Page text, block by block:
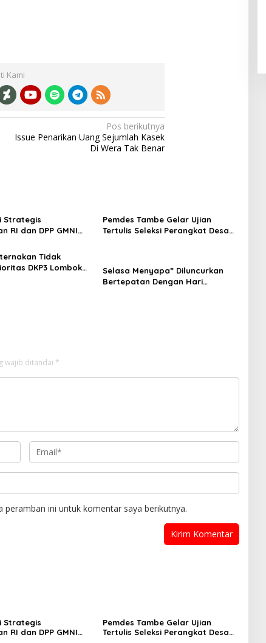
Kami
Pos berikutnya
Issue Penarikan Uang Sejumlah Kasek
Di Wera Tak Benar
Strategis
RI dan DPP GMNI
Pelayanan Publik
Pemdes Tambe Gelar Ujian
Tertulis Seleksi Perangkat Desa
Tidak
DKP3 Lombok
Selasa Menyapa” Diluncurkan
Bertepatan Dengan Hari
wajib ditandai *
ini untuk komentar saya berikutnya.
Strategis
RI dan DPP GMNI
Pemdes Tambe Gelar Ujian
Tertulis Seleksi Perangkat Desa